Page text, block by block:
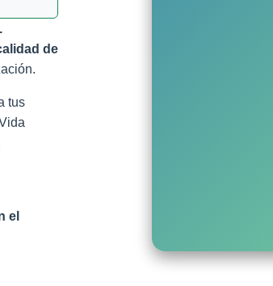
de
tus
el